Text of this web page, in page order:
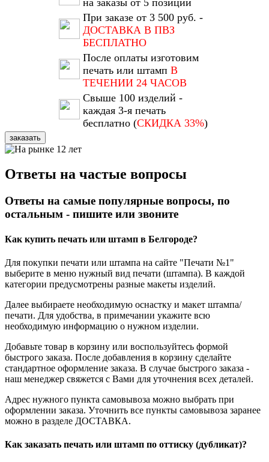
При заказе от 3 500 руб. -
ДОСТАВКА В ПВЗ
БЕСПЛАТНО
После оплаты изготовим
печать или штамп В
ТЕЧЕНИИ 24 ЧАСОВ
Свыше 100 изделий -
каждая 3-я печать
бесплатно (СКИДКА 33%)
заказать
Ответы на частые вопросы
Ответы на самые популярные вопросы, по
остальным - пишите или звоните
Как купить печать или штамп в Белгороде?
Для покупки печати или штампа на сайте "Печати №1"
выберите в меню нужный вид печати (штампа). В каждой
категории предусмотрены разные макеты изделий.
Далее выбираете необходимую оснастку и макет штампа/
печати. Для удобства, в примечании укажите всю
необходимую информацию о нужном изделии.
Добавьте товар в корзину или воспользуйтесь формой
быстрого заказа. После добавления в корзину сделайте
стандартное оформление заказа. В случае быстрого заказа -
наш менеджер свяжется с Вами для уточнения всех деталей.
Адрес нужного пункта самовывоза можно выбрать при
оформлении заказа. Уточнить все пункты самовывоза заранее
можно в разделе ДОСТАВКА.
Как заказать печать или штамп по оттиску (дубликат)?